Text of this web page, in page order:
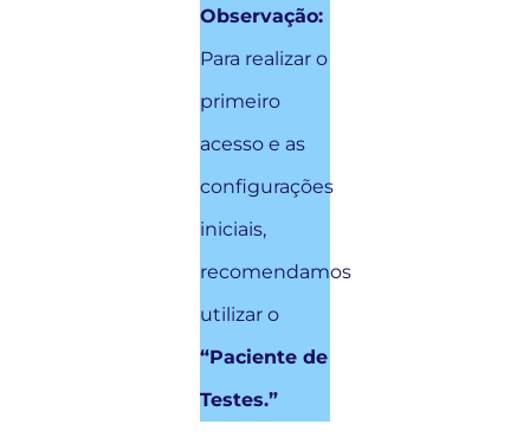
Observação:
Para realizar o
primeiro
acesso e as
configurações
iniciais,
recomendamos
utilizar o
“Paciente de
Testes.”